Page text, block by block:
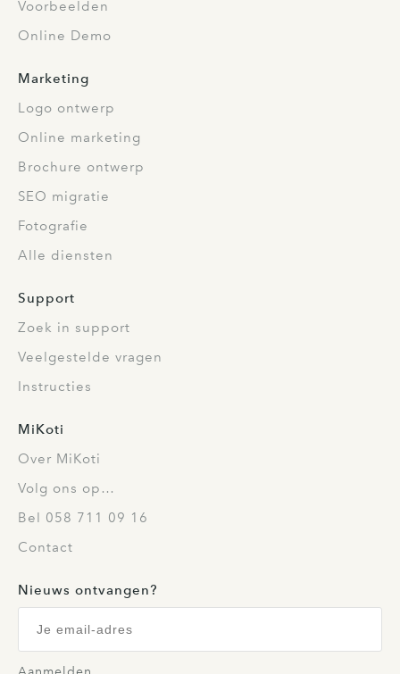
Voorbeelden
Online Demo
Marketing
Logo ontwerp
Online marketing
Brochure ontwerp
SEO migratie
Fotografie
Alle diensten
Support
Zoek in support
Veelgestelde vragen
Instructies
MiKoti
Over MiKoti
Volg ons op…
Bel 058 711 09 16
Contact
Nieuws ontvangen?